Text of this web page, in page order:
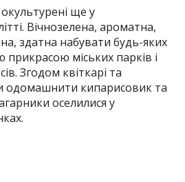
ще у
Вічнозелена, ароматна,
здатна набувати будь-яких
міських парків і
Згодом квіткарі та
одомашнити кипарисовик та
оселилися у